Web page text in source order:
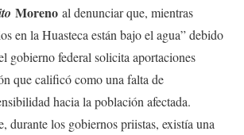
Moreno al denunciar que, mientras
en la Huasteca están bajo el agua” debido
gobierno federal solicita aportaciones
que calificó como una falta de
hacia la población afectada.
durante los gobiernos priistas, existía una